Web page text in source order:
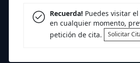
Recuerda!Puedes visitar
en cualquier momento,
petición de cita.
Solicitar